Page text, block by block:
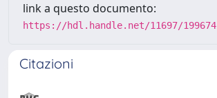
link a questo documento:
https://hdl.handle.net/11697/199674
Citazioni